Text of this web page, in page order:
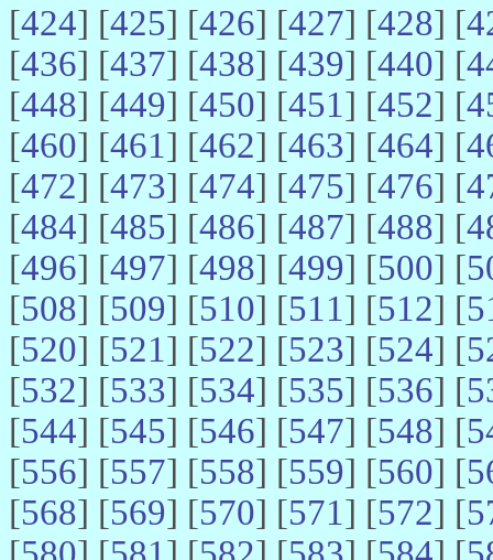
[424] [425] [426] [427] [428] [
[436] [437] [438] [439] [440] [
[448] [449] [450] [451] [452] [
[460] [461] [462] [463] [464] [
[472] [473] [474] [475] [476] [
[484] [485] [486] [487] [488] [
[496] [497] [498] [499] [500] [
[508] [509] [510] [511] [512] [
[520] [521] [522] [523] [524] [
[532] [533] [534] [535] [536] [
[544] [545] [546] [547] [548] [
[556] [557] [558] [559] [560] [
[568] [569] [570] [571] [572] [